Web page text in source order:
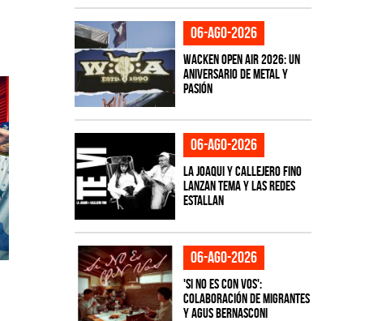
06-ago-2026
Wacken Open Air 2026: Un
aniversario de metal y
pasión
06-ago-2026
La Joaqui y Callejero Fino
lanzan tema y las redes
estallan
06-ago-2026
'Si No Es Con Vos':
colaboración de Migrantes
y Agus Bernasconi